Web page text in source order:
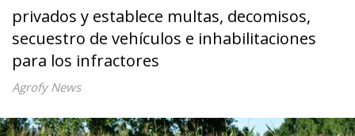
privados y establece multas, decomisos,
secuestro de vehículos e inhabilitaciones
para los infractores
Agrofy News